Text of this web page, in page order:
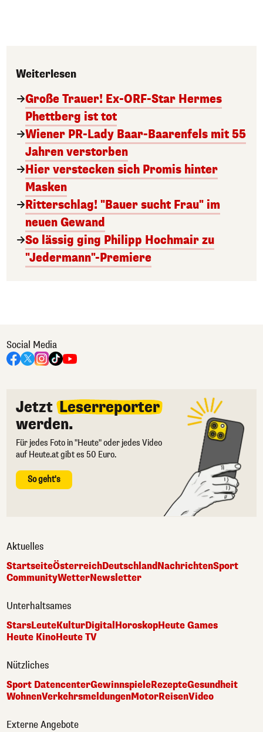
Weiterlesen
Große Trauer! Ex-ORF-Star Hermes
Phettberg ist tot
Wiener PR-Lady Baar-Baarenfels mit 55
Jahren verstorben
Hier verstecken sich Promis hinter
Masken
Ritterschlag! "Bauer sucht Frau" im
neuen Gewand
So lässig ging Philipp Hochmair zu
"Jedermann"-Premiere
Social Media
Jetzt Leserreporter
werden.
Für jedes Foto in "Heute" oder jedes Video
auf Heute.at gibt es 50 Euro.
So geht's
Aktuelles
StartseiteÖsterreichDeutschlandNachrichtenSport
CommunityWetterNewsletter
Unterhaltsames
StarsLeuteKulturDigitalHoroskopHeute Games
Heute KinoHeute TV
Nützliches
Sport DatencenterGewinnspieleRezepteGesundheit
WohnenVerkehrsmeldungenMotorReisenVideo
Externe Angebote